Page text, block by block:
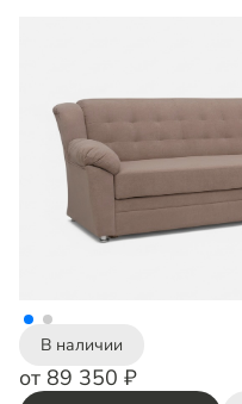
В наличии
от 89 350 ₽